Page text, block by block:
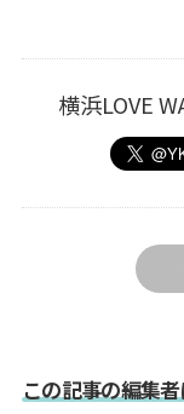
横浜LOVE
この記事の編集